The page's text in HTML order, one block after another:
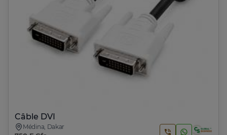
Câble DVI
Médina, Dakar